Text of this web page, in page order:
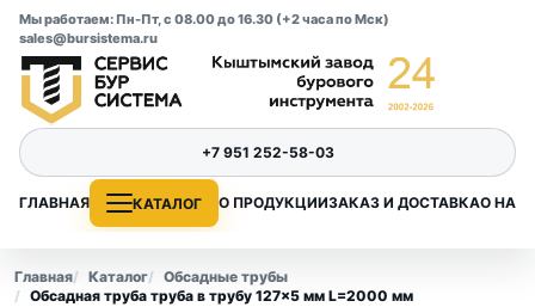
Мы работаем: Пн-Пт, с 08.00 до 16.30 (+2 часа по Мск)
sales@bursistema.ru
ГЛАВНАЯ КАТАЛОГ О ПРОДУКЦИИЗАКАЗ И ДОСТАВКАО НАС
+7 951 252-58-03
Главная Каталог
Обсадные трубы
Обсадная труба труба в трубу 127×5 мм L=2000 мм